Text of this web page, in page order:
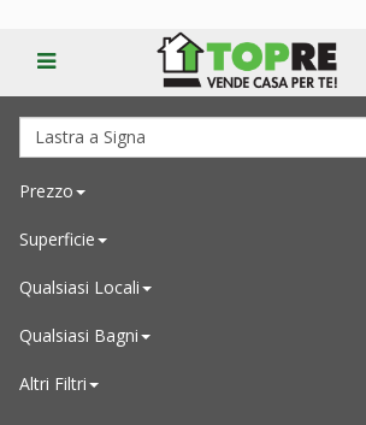
Prezzo
Superficie
Qualsiasi Locali
Qualsiasi Bagni
Altri Filtri